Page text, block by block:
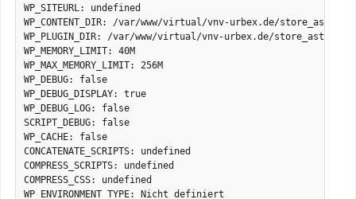
WP_SITEURL: undefined
WP_CONTENT_DIR: /var/www/virtual/vnv-urbex.de/
WP_PLUGIN_DIR: /var/www/virtual/vnv-urbex.de/
WP_MEMORY_LIMIT: 40M
WP_MAX_MEMORY_LIMIT: 256M
WP_DEBUG: false
WP_DEBUG_DISPLAY: true
WP_DEBUG_LOG: false
SCRIPT_DEBUG: false
WP_CACHE: false
CONCATENATE_SCRIPTS: undefined
COMPRESS_SCRIPTS: undefined
COMPRESS_CSS: undefined
WP_ENVIRONMENT_TYPE: Nicht definiert